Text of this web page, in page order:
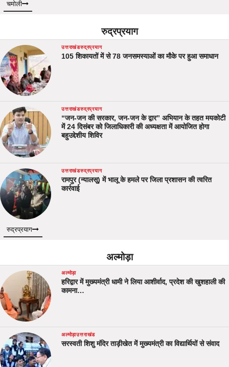
चमोली
रुद्रप्रयाग
उत्तराखंडरुद्रप्रयाग
105 शिकायतों में से 78 जनसमस्याओं का मौके पर हुआ समाधान
उत्तराखंडरुद्रप्रयाग
“जन-जन की सरकार, जन-जन के द्वार” अभियान के तहत मयकोटी
में 24 दिसंबर को जिलाधिकारी की अध्यक्षता में आयोजित होगा
बहुउद्देशीय शिविर
उत्तराखंडरुद्रप्रयाग
रामपुर (न्यालसू) में भालू के हमले पर जिला प्रशासन की त्वरित
कार्रवाई
रुद्रप्रयाग
अल्मोड़ा
अल्मोड़ा
हरिद्वार में मुख्यमंत्री धामी ने लिया आशीर्वाद, प्रदेश की खुशहाली की
कामना…
अल्मोड़ाउत्तराखंड
सरस्वती शिशु मंदिर ताड़ीखेत में मुख्यमंत्री का विद्यार्थियों से संवाद